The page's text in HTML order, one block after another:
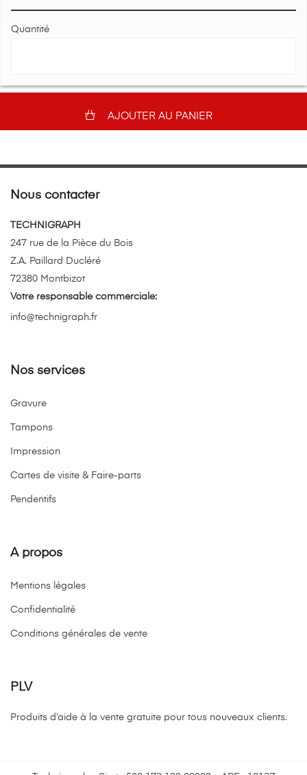
Quantité
AJOUTER AU PANIER
Nous contacter
TECHNIGRAPH
247 rue de la Pièce du Bois
Z.A. Paillard Ducléré
72380 Montbizot
Votre responsable commerciale:
info@technigraph.fr
Nos services
Gravure
Tampons
Impression
Cartes de visite & Faire-parts
Pendentifs
A propos
Mentions légales
Confidentialité
Conditions générales de vente
PLV
Produits d’aide à la vente gratuite pour tous nouveaux clients.